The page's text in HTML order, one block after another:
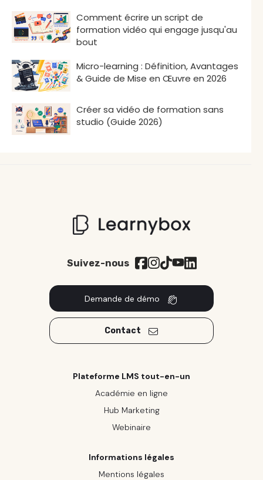
Comment écrire un script de
formation vidéo qui engage jusqu'au
bout
Micro-learning : Définition, Avantages
& Guide de Mise en Œuvre en 2026
Créer sa vidéo de formation sans
studio (Guide 2026)
Suivez-nous
Plateforme LMS tout-en-un
Académie en ligne
Hub Marketing
Webinaire
Informations légales
Mentions légales
Demande de démo
Contact